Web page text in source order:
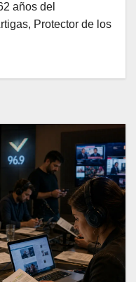
años del
Protector de los